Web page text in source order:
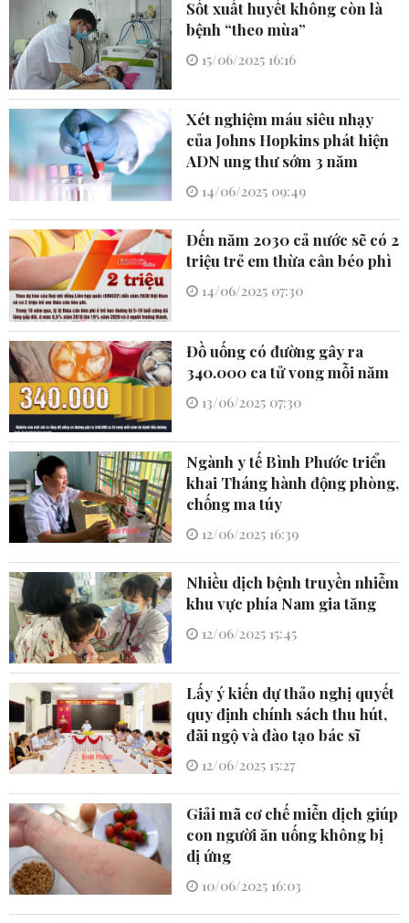
Sốt xuất huyết không còn là
bệnh “theo mùa”
15/06/2025 16:16
Xét nghiệm máu siêu nhạy
của Johns Hopkins phát hiện
ADN ung thư sớm 3 năm
14/06/2025 09:49
Đến năm 2030 cả nước sẽ có 2
triệu trẻ em thừa cân béo phì
14/06/2025 07:30
Đồ uống có đường gây ra
340.000 ca tử vong mỗi năm
13/06/2025 07:30
Ngành y tế Bình Phước triển
khai Tháng hành động phòng,
chống ma túy
12/06/2025 16:39
Nhiều dịch bệnh truyền nhiễm
khu vực phía Nam gia tăng
12/06/2025 15:45
Lấy ý kiến dự thảo nghị quyết
quy định chính sách thu hút,
đãi ngộ và đào tạo bác sĩ
12/06/2025 15:27
Giải mã cơ chế miễn dịch giúp
con người ăn uống không bị
dị ứng
10/06/2025 16:03